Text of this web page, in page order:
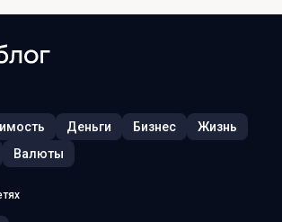
Деньги Бизнес
Жизнь
Валюты